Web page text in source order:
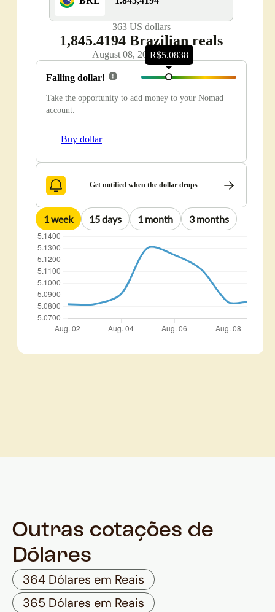
Outras cotações de
Dólares
364 Dólares em Reais
365 Dólares em Reais